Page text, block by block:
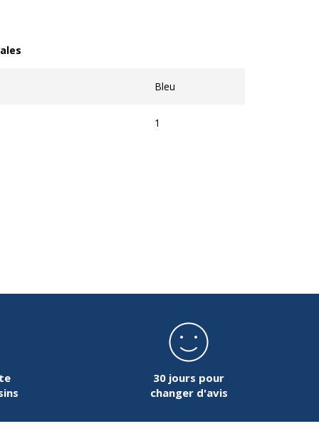
Bleu
1
30 jours pour
changer d'avis